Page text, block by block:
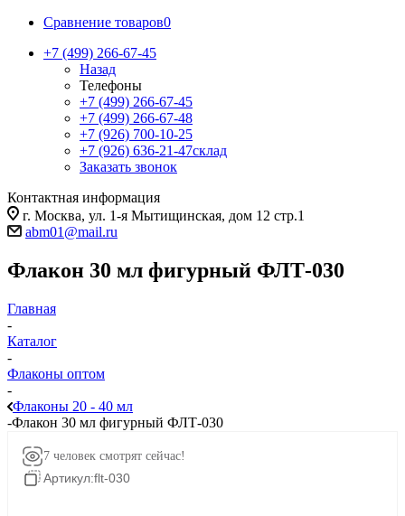
Сравнение товаров0
+7 (499) 266-67-45
Назад
Телефоны
+7 (499) 266-67-45
+7 (499) 266-67-48
+7 (926) 700-10-25
+7 (926) 636-21-47склад
Заказать звонок
Контактная информация
г. Москва, ул. 1-я Мытищинская, дом 12 стр.1
abm01@mail.ru
Флакон 30 мл фигурный ФЛТ-030
Главная
-
Каталог
-
Флаконы оптом
-
Флаконы 20 - 40 мл
-Флакон 30 мл фигурный ФЛТ-030
7 человек смотрят сейчас!
Артикул:flt-030